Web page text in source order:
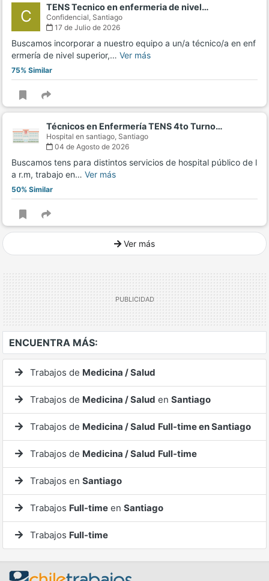
C TENS Tecnico en enfermeria de nivel…
Confidencial, Santiago
17 de Julio de 2026
Buscamos incorporar a nuestro equipo a un/a técnico/a en enf
ermería de nivel superior,… Ver más
75% Similar
Técnicos en Enfermería TENS 4to Turno…
Hospital en santiago, Santiago
04 de Agosto de 2026
Buscamos tens para distintos servicios de hospital público de l
a r.m, trabajo en… Ver más
50% Similar
Ver más
ENCUENTRA MÁS:
Trabajos de Medicina / Salud
Trabajos de Medicina / Salud en Santiago
Trabajos de Medicina / Salud Full-time en Santiago
Trabajos de Medicina / Salud Full-time
Trabajos en Santiago
Trabajos Full-time en Santiago
Trabajos Full-time